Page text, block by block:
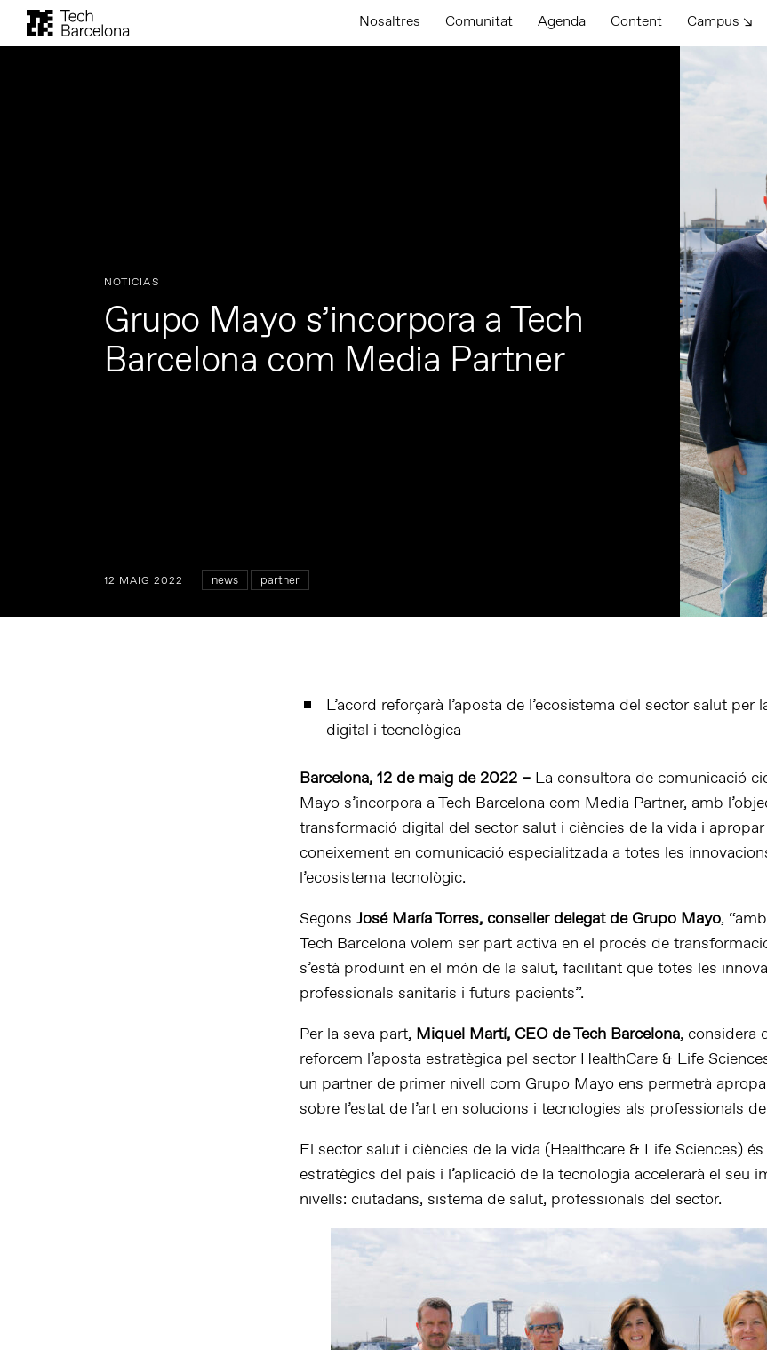
Nosaltres Comunitat Agenda Content Campus ↘
12 MAIG 2022 news partner
NOTICIAS
Grupo Mayo s’incorpora a Tech
Barcelona com Media Partner
L’acord reforçarà l’aposta de l’ecosistema del sector salut per
digital i tecnològica
Barcelona, 12 de maig de 2022 – La consultora de comunicació
Mayo s’incorpora a Tech Barcelona com Media Partner, amb
transformació digital del sector salut i ciències de la vida i apropar
coneixement en comunicació especialitzada a totes les
l’ecosistema tecnològic.
Segons José María Torres, conseller delegat de Grupo Mayo,
Tech Barcelona volem ser part activa en el procés de
s’està produint en el món de la salut, facilitant que totes les
professionals sanitaris i futurs pacients”.
Per la seva part, Miquel Martí, CEO de Tech Barcelona, considera
reforcem l’aposta estratègica pel sector HealthCare & Life
un partner de primer nivell com Grupo Mayo ens permetrà
sobre l’estat de l’art en solucions i tecnologies als professionals
El sector salut i ciències de la vida (Healthcare & Life Sciences)
estratègics del país i l’aplicació de la tecnologia accelerarà el seu
nivells: ciutadans, sistema de salut, professionals del sector.